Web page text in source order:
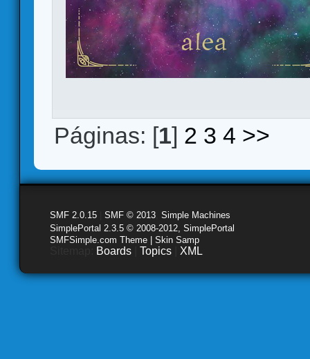
Páginas: [1] 2 3 4 >>
SMF 2.0.15 SMF © 2013 Simple Machines
SimplePortal 2.3.5 © 2008-2012, SimplePortal
SMFSimple.com Theme | Skin Samp
Boards Topics XML